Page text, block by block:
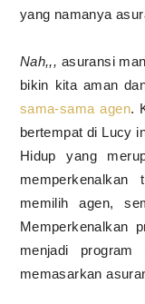
yang namanya
Nah,,, asuransi
bikin kita aman
sama-sama agen.
bertempat di Lucy
Hidup yang
memilih agen,
Memperkenalkan
menjadi program
memasarkan